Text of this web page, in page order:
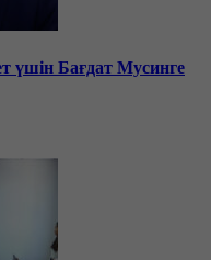
үшін Бағдат Мусинге